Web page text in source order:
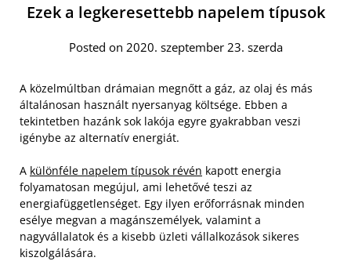
Ezek a legkeresettebb napelem típusok
Posted on 2020. szeptember 23. szerda
A közelmúltban drámaian megnőtt a gáz, az olaj és más
általánosan használt nyersanyag költsége. Ebben a
tekintetben hazánk sok lakója egyre gyakrabban veszi
igénybe az alternatív energiát.
A különféle napelem típusok révén kapott energia
folyamatosan megújul, ami lehetővé teszi az
energiafüggetlenséget. Egy ilyen erőforrásnak minden
esélye megvan a magánszemélyek, valamint a
nagyvállalatok és a kisebb üzleti vállalkozások sikeres
kiszolgálására.